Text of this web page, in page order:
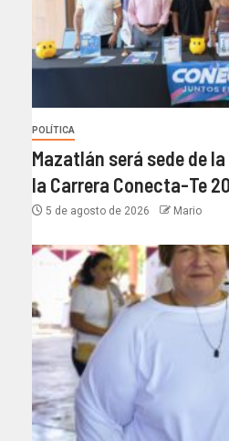
POLÍTICA
Mazatlán será sede de
la Carrera Conecta-Te
5 de agosto de 2026 Mario